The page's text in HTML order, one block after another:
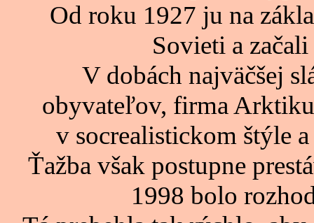
Od roku 1927 ju na
Sovieti a
V dobách najväčšej
obyvateľov, firma
v socrealistickom štýle
Ťažba však postupne
1998 bolo